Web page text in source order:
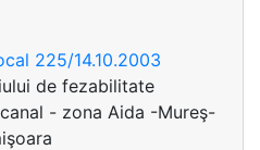
225/14.10.2003
de fezabilitate
- zona Aida -Mureş-